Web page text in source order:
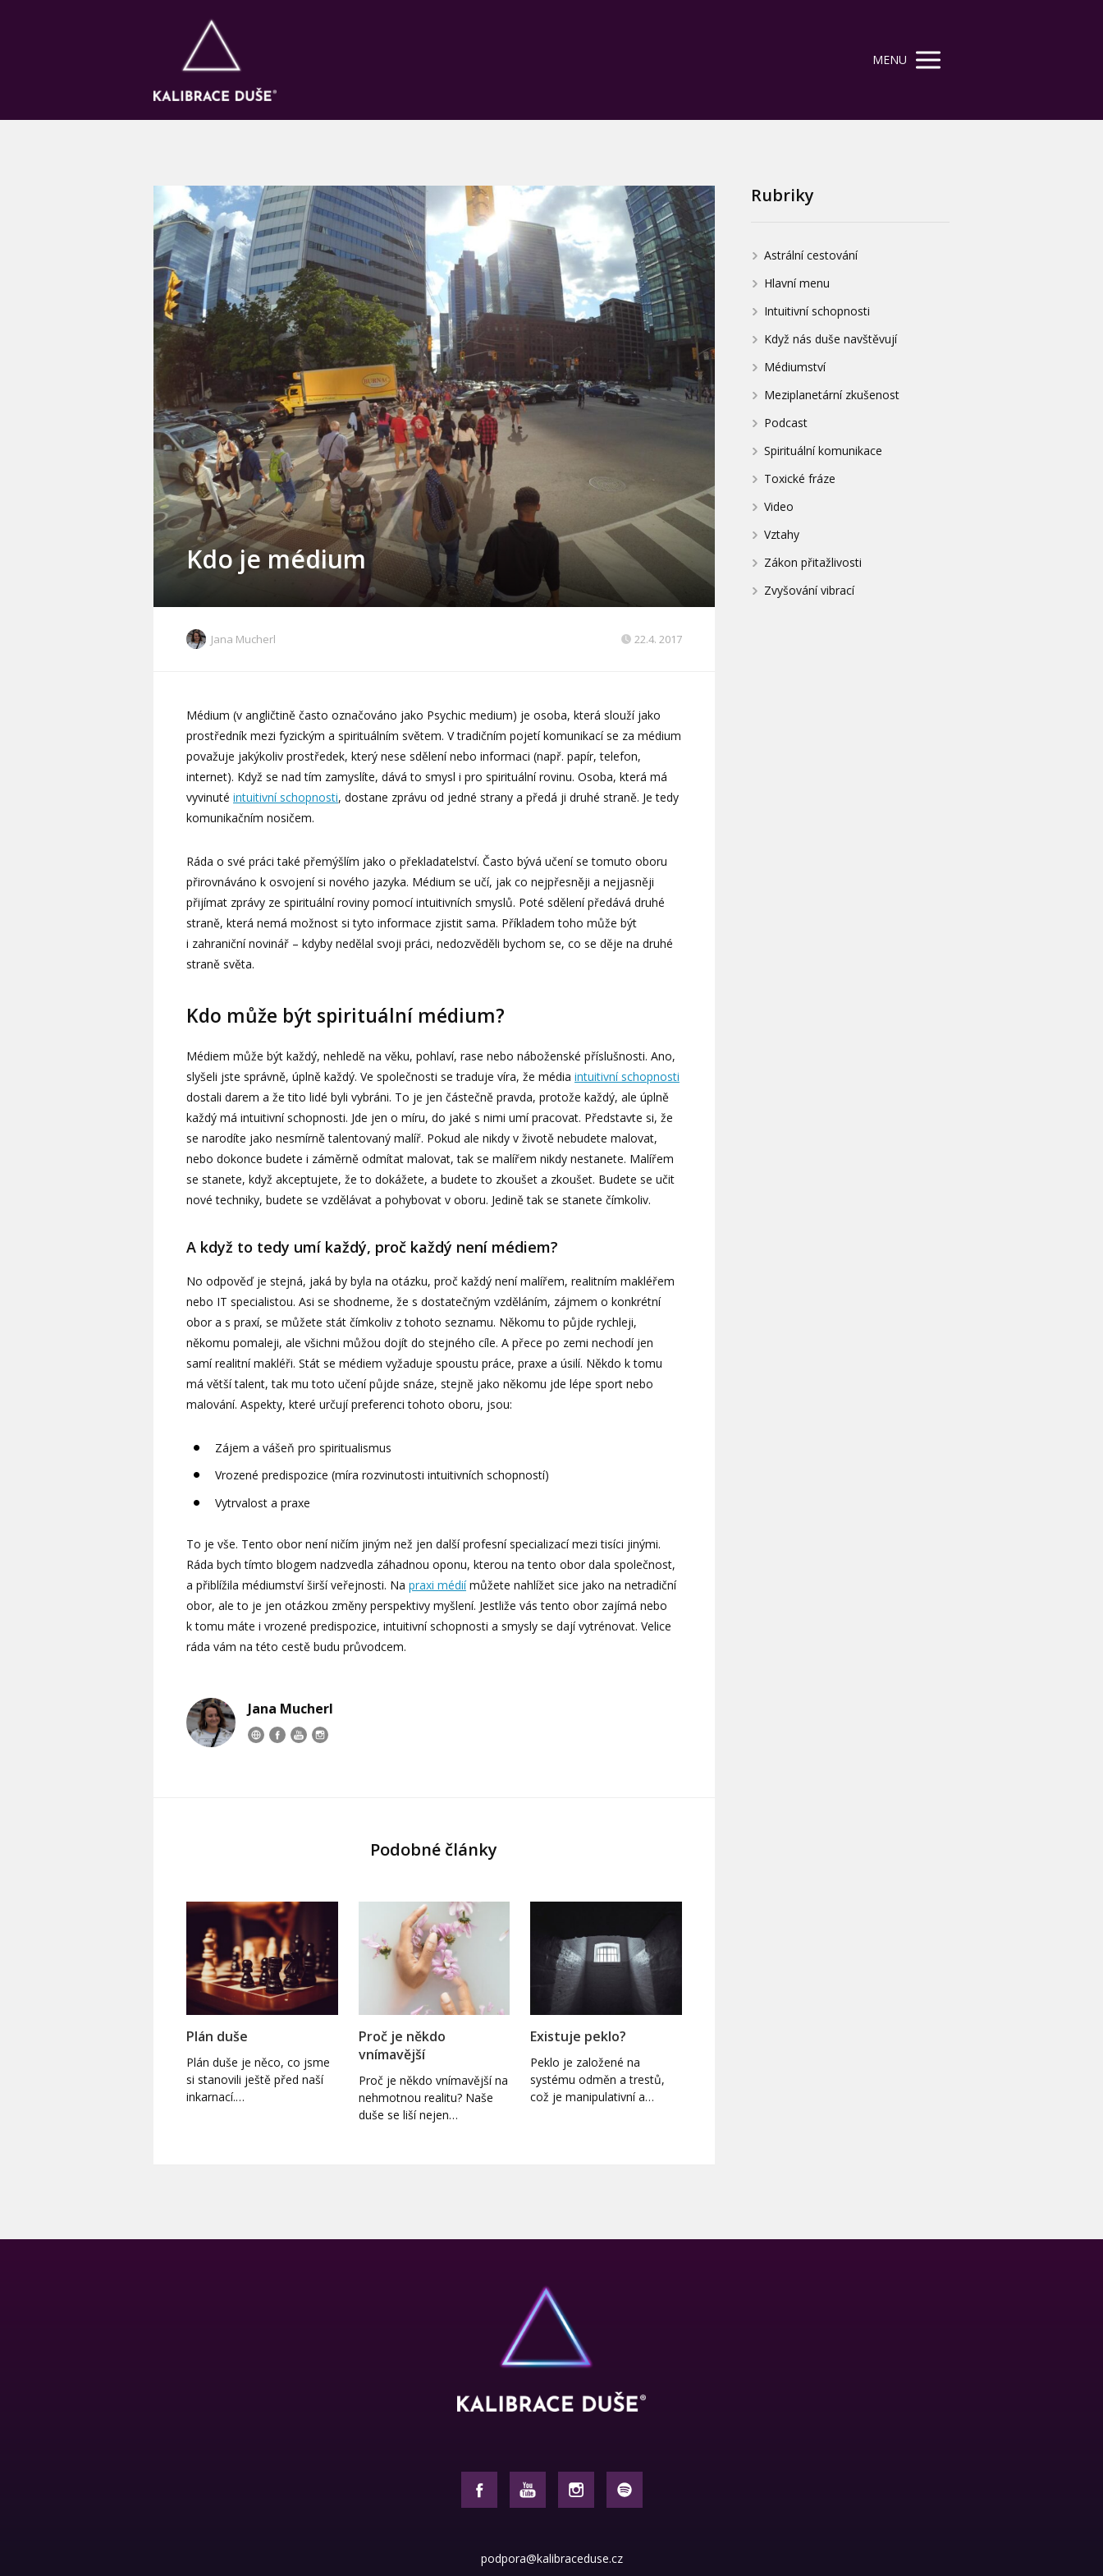
MENU
Kdo je médium
Jana Mucherl 22.4. 2017
Médium (v angličtině často označováno jako Psychic medium) je osoba, která slouží jako
prostředník mezi fyzickým a spirituálním světem. V tradičním pojetí komunikací se za médium
považuje jakýkoliv prostředek, který nese sdělení nebo informaci (např. papír, telefon,
internet). Když se nad tím zamyslíte, dává to smysl i pro spirituální rovinu. Osoba, která má
vyvinuté intuitivní schopnosti, dostane zprávu od jedné strany a předá ji druhé straně. Je tedy
komunikačním nosičem.
Ráda o své práci také přemýšlím jako o překladatelství. Často bývá učení se tomuto oboru
přirovnáváno k osvojení si nového jazyka. Médium se učí, jak co nejpřesněji a nejjasněji
přijímat zprávy ze spirituální roviny pomocí intuitivních smyslů. Poté sdělení předává druhé
straně, která nemá možnost si tyto informace zjistit sama. Příkladem toho může být
i zahraniční novinář – kdyby nedělal svoji práci, nedozvěděli bychom se, co se děje na druhé
straně světa.
Kdo může být spirituální médium?
Médiem může být každý, nehledě na věku, pohlaví, rase nebo náboženské příslušnosti. Ano,
slyšeli jste správně, úplně každý. Ve společnosti se traduje víra, že média intuitivní schopnosti
dostali darem a že tito lidé byli vybráni. To je jen částečně pravda, protože každý, ale úplně
každý má intuitivní schopnosti. Jde jen o míru, do jaké s nimi umí pracovat. Představte si, že
se narodíte jako nesmírně talentovaný malíř. Pokud ale nikdy v životě nebudete malovat,
nebo dokonce budete i záměrně odmítat malovat, tak se malířem nikdy nestanete. Malířem
se stanete, když akceptujete, že to dokážete, a budete to zkoušet a zkoušet. Budete se učit
nové techniky, budete se vzdělávat a pohybovat v oboru. Jedině tak se stanete čímkoliv.
A když to tedy umí každý, proč každý není médiem?
No odpověď je stejná, jaká by byla na otázku, proč každý není malířem, realitním makléřem
nebo IT specialistou. Asi se shodneme, že s dostatečným vzděláním, zájmem o konkrétní
obor a s praxí, se můžete stát čímkoliv z tohoto seznamu. Někomu to půjde rychleji,
někomu pomaleji, ale všichni můžou dojít do stejného cíle. A přece po zemi nechodí jen
samí realitní makléři. Stát se médiem vyžaduje spoustu práce, praxe a úsilí. Někdo k tomu
má větší talent, tak mu toto učení půjde snáze, stejně jako někomu jde lépe sport nebo
malování. Aspekty, které určují preferenci tohoto oboru, jsou:
Zájem a vášeň pro spiritualismus
Vrozené predispozice (míra rozvinutosti intuitivních schopností)
Vytrvalost a praxe
To je vše. Tento obor není ničím jiným než jen další profesní specializací mezi tisíci jinými.
Ráda bych tímto blogem nadzvedla záhadnou oponu, kterou na tento obor dala společnost,
a přiblížila médiumství širší veřejnosti. Na praxi médiímůžete nahlížet sice jako na netradiční
obor, ale to je jen otázkou změny perspektivy myšlení. Jestliže vás tento obor zajímá nebo
k tomu máte i vrozené predispozice, intuitivní schopnosti a smysly se dají vytrénovat. Velice
ráda vám na této cestě budu průvodcem.
Jana Mucherl
Podobné články
Plán duše
Plán duše je něco, co jsme
si stanovili ještě před naší
inkarnací.…
Proč je někdo
vnímavější
Proč je někdo vnímavější na
nehmotnou realitu? Naše
duše se liší nejen…
Existuje peklo?
Peklo je založené na
systému odměn a trestů,
což je manipulativní a…
Rubriky
Astrální cestování
Hlavní menu
Intuitivní schopnosti
Když nás duše navštěvují
Médiumství
Meziplanetární zkušenost
Podcast
Spirituální komunikace
Toxické fráze
Video
Vztahy
Zákon přitažlivosti
Zvyšování vibrací
podpora@kalibraceduse.cz